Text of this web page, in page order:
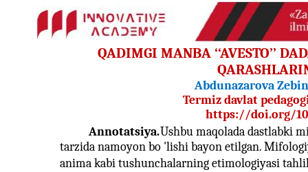
QADIMGI MANBA ‘‘AVESTO’’
Abdunazarova
Termiz davlat
https://doi.org/
Annotatsiya.Ushbu maqolada dastlabki
tarzida namoyon bo 'lishi bayon etilgan.
anima kabi tushunchalarning etimologiyasi